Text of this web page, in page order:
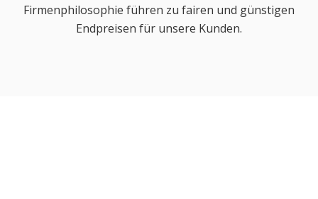
Firmenphilosophie führen zu fairen und günstigen
Endpreisen für unsere Kunden.